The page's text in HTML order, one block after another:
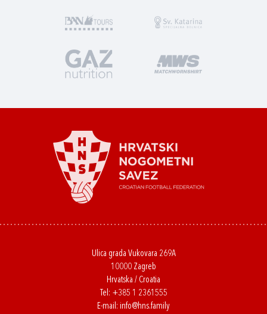
Ulica grada Vukovara 269A
10000 Zagreb
Hrvatska / Croatia
Tel: +385 1 2361555
E-mail: info@hns.family